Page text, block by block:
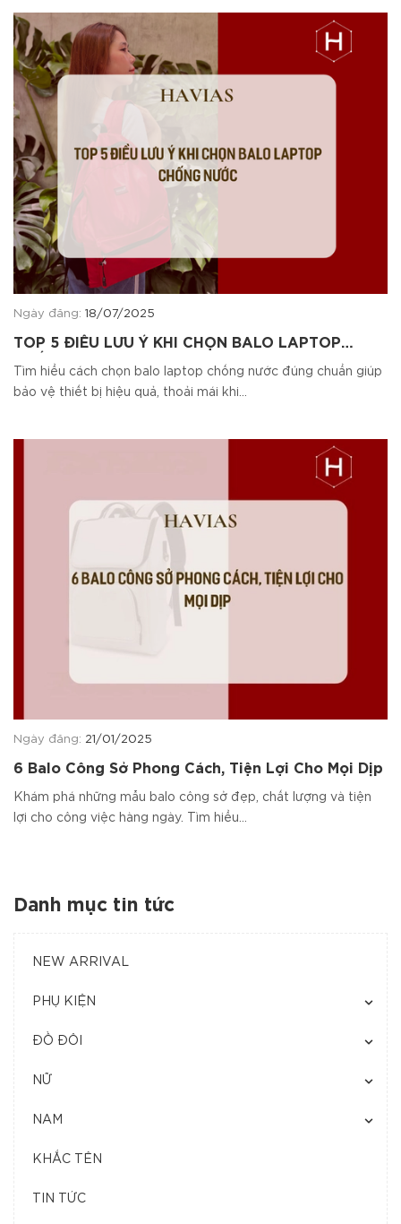
Ngày đăng: 18/07/2025
TOP 5 ĐIỀU LƯU Ý KHI CHỌN BALO LAPTOP
CHỐNG NƯỚC
Tìm hiểu cách chọn balo laptop chống nước đúng chuẩn giúp
bảo vệ thiết bị hiệu quả, thoải mái khi...
Ngày đăng: 21/01/2025
6 Balo Công Sở Phong Cách, Tiện Lợi Cho Mọi Dịp
Khám phá những mẫu balo công sở đẹp, chất lượng và tiện
lợi cho công việc hàng ngày. Tìm hiểu...
Danh mục tin tức
NEW ARRIVAL
PHỤ KIỆN
ĐỒ ĐÔI
NỮ
NAM
KHẮC TÊN
TIN TỨC